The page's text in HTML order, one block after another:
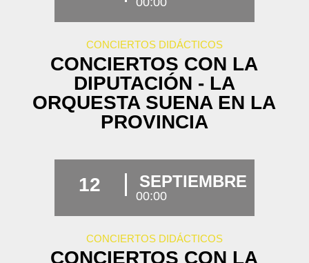
CONCIERTOS DIDÁCTICOS
CONCIERTOS CON LA
DIPUTACIÓN - LA
ORQUESTA SUENA EN LA
PROVINCIA
12 SEPTIEMBRE
00:00
CONCIERTOS DIDÁCTICOS
CONCIERTOS CON LA